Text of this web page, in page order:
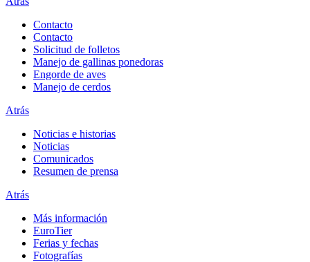
Contacto
Contacto
Solicitud de folletos
Manejo de gallinas ponedoras
Engorde de aves
Manejo de cerdos
Atrás
Noticias e historias
Noticias
Comunicados
Resumen de prensa
Atrás
Más información
EuroTier
Ferias y fechas
Fotografías